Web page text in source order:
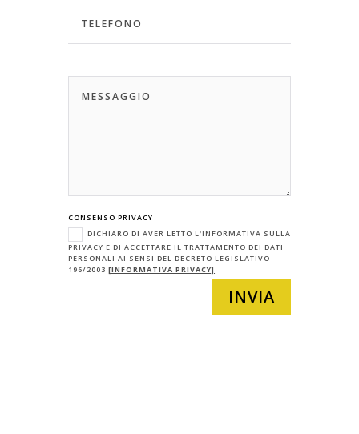
CONSENSO PRIVACY
DICHIARO DI AVER LETTO L'INFORMATIVA SULLA
PRIVACY E DI ACCETTARE IL TRATTAMENTO DEI DATI
PERSONALI AI SENSI DEL DECRETO LEGISLATIVO
196/2003[INFORMATIVA PRIVACY]
INVIA